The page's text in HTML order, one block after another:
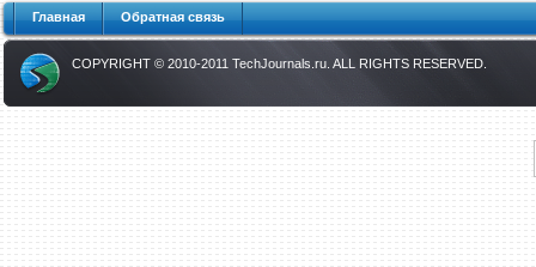
Главная Обратная связь
COPYRIGHT © 2010-2011 TechJournals.ru . ALL RIGHTS RESERVED.